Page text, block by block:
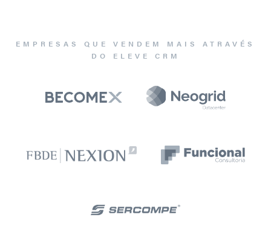
EMPRESAS QUE VENDEM MAIS ATRAVÉS
DO ELEVE CRM